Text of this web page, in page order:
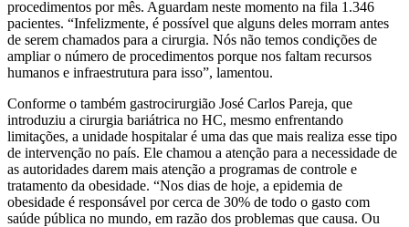
procedimentos por mês. Aguardam neste momento na fila 1.346
pacientes. “Infelizmente, é possível que alguns deles morram antes
de serem chamados para a cirurgia. Nós não temos condições de
ampliar o número de procedimentos porque nos faltam recursos
humanos e infraestrutura para isso”, lamentou.
Conforme o também gastrocirurgião José Carlos Pareja, que
introduziu a cirurgia bariátrica no HC, mesmo enfrentando
limitações, a unidade hospitalar é uma das que mais realiza esse tipo
de intervenção no país. Ele chamou a atenção para a necessidade de
as autoridades darem mais atenção a programas de controle e
tratamento da obesidade. “Nos dias de hoje, a epidemia de
obesidade é responsável por cerca de 30% de todo o gasto com
saúde pública no mundo, em razão dos problemas que causa. Ou